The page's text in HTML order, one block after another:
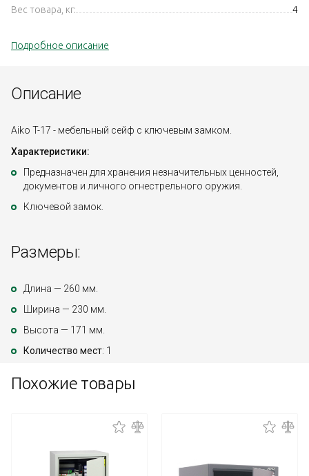
Вес товара, кг:
4
Подробное описание
Описание
Aiko T-17 - мебельный сейф с ключевым замком.
Характеристики:
Предназначен для хранения незначительных ценностей,
документов и личного огнестрельного оружия.
Ключевой замок.
Размеры:
Длина — 260 мм.
Ширина — 230 мм.
Высота — 171 мм.
Количество мест: 1
Похожие товары